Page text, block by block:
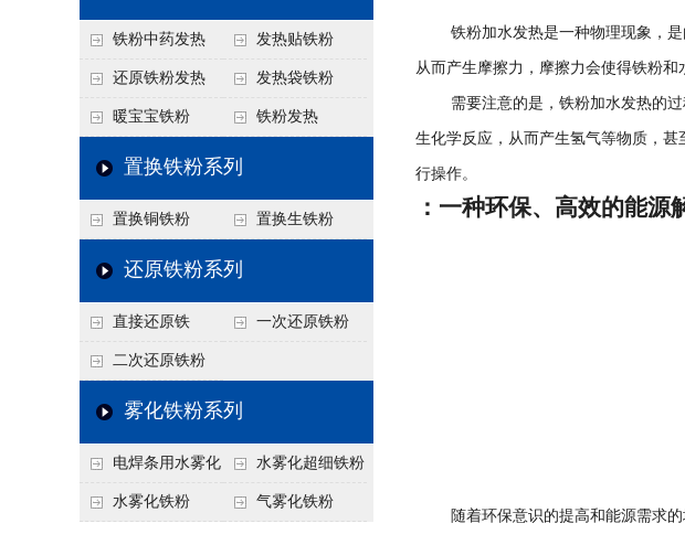
铁粉中药发热 发热贴铁粉
还原铁粉发热 发热袋铁粉
暖宝宝铁粉 铁粉发热
置换铁粉系列
置换铜铁粉 置换生铁粉
还原铁粉系列
直接还原铁 一次还原铁粉
二次还原铁粉
雾化铁粉系列
电焊条用水雾化
铁粉
水雾化超细铁粉
水雾化铁粉 气雾化铁粉
铁粉加水发热是一种物理现象，是
从而产生摩擦力，摩擦力会使得铁粉和
需要注意的是，铁粉加水发热的过
生化学反应，从而产生氢气等物质，
行操作。
：一种环保、高效的能源
随着环保意识的提高和能源需求的